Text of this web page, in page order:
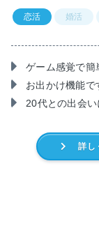
ゲーム感覚で簡
お出かけ機能
20代との出会い
恋活 婚活
詳し